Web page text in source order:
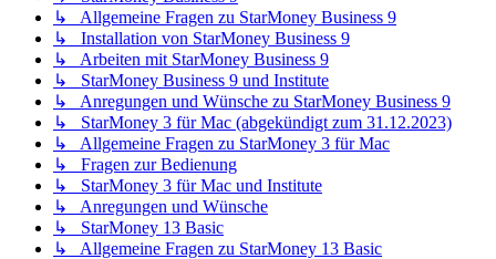
↳ Allgemeine Fragen zu StarMoney Business 9
↳ Installation von StarMoney Business 9
↳ Arbeiten mit StarMoney Business 9
↳ StarMoney Business 9 und Institute
↳ Anregungen und Wünsche zu StarMoney Business 9
↳ StarMoney 3 für Mac (abgekündigt zum 31.12.2023)
↳ Allgemeine Fragen zu StarMoney 3 für Mac
↳ Fragen zur Bedienung
↳ StarMoney 3 für Mac und Institute
↳ Anregungen und Wünsche
↳ StarMoney 13 Basic
↳ Allgemeine Fragen zu StarMoney 13 Basic